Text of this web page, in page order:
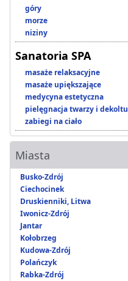
góry
morze
niziny
Sanatoria SPA
masaże relaksacyjne
masaże upiększające
medycyna estetyczna
pielęgnacja twarzy i dekoltu
zabiegi na ciało
Miasta
Busko-Zdrój
Ciechocinek
Druskienniki, Litwa
Iwonicz-Zdrój
Jantar
Kołobrzeg
Kudowa-Zdrój
Polańczyk
Rabka-Zdrój